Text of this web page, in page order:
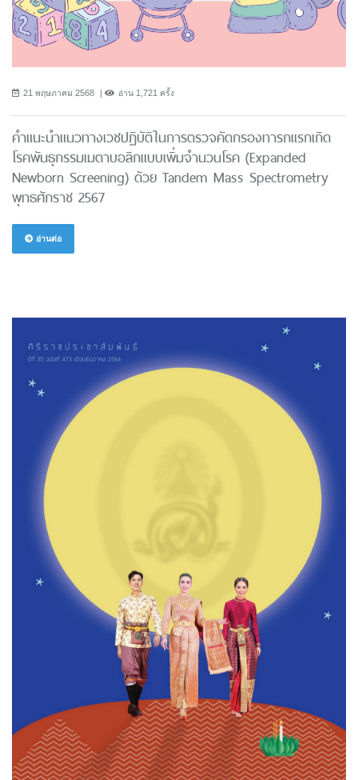
21 พฤษภาคม 2568 อ่าน 1,721 ครั้ง
คำแนะนำแนวทางเวชปฏิบัติในการตรวจคัดกรองทารกแรกเกิด
โรคพันธุกรรมเมตาบอลิกแบบเพิ่มจำนวนโรค (Expanded
Newborn Screening) ด้วย Tandem Mass Spectrometry
พุทธศักราช 2567
อ่านต่อ